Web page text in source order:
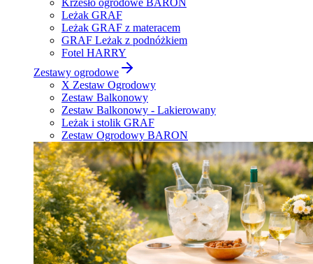
Krzesło ogrodowe BARON
Leżak GRAF
Leżak GRAF z materacem
GRAF Leżak z podnóżkiem
Fotel HARRY
Zestawy ogrodowe
X Zestaw Ogrodowy
Zestaw Balkonowy
Zestaw Balkonowy - Lakierowany
Leżak i stolik GRAF
Zestaw Ogrodowy BARON